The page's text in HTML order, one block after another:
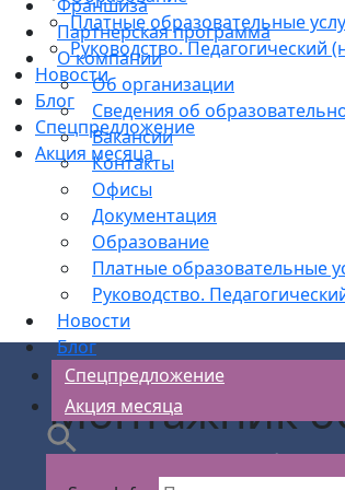
Платные образовательные
Руководство. Педагогический
Новости
Блог
Спецпредложение
Акция месяца
Франшиза
Партнерская программа
О компании
Об организации
Сведения об
Вакансии
Контакты
Офисы
Документация
Образование
Платные образовательные
Руководство.
Новости
Блог
Спецпредложение
Акция месяца
Монтажник
АС Безопасности > Рабочие